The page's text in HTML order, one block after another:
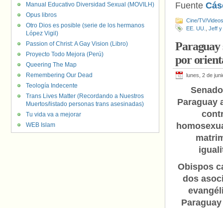
Fuente
Cine/TV/Videos
EE. UU.
Jeff y
Paraguay
por
lunes, 2 de
Paraguay
Obispos
dos
Manual Educativo Diversidad Sexual (MOVILH)
Opus libros
Otro Dios es posible (serie de los hermanos
López Vigil)
Passion of Christ: A Gay Vision (Libro)
Proyecto Todo Mejora (Perú)
Queering The Map
Remembering Our Dead
Teología Indecente
Trans Lives Matter (Recordando a Nuestros
Muertos/listado personas trans asesinadas)
Tu vida va a mejorar
WEB Islam